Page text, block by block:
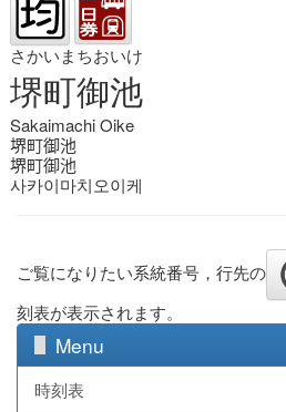
さかいまちおいけ
堺町御池
Sakaimachi Oike
堺町御池
堺町御池
사카이마치오이케
ご覧になりたい系統番号，行先の
刻表が表示されます。
Menu
時刻表